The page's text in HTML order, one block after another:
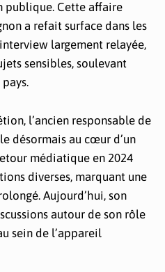
publique. Cette affaire
a refait surface dans les
largement relayée,
sensibles, soulevant
l’ancien responsable de
désormais au cœur d’un
médiatique en 2024
diverses, marquant une
Aujourd’hui, son
autour de son rôle
sein de l’appareil